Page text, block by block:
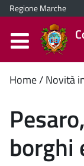
Regione Marche
Home Novità
borghi